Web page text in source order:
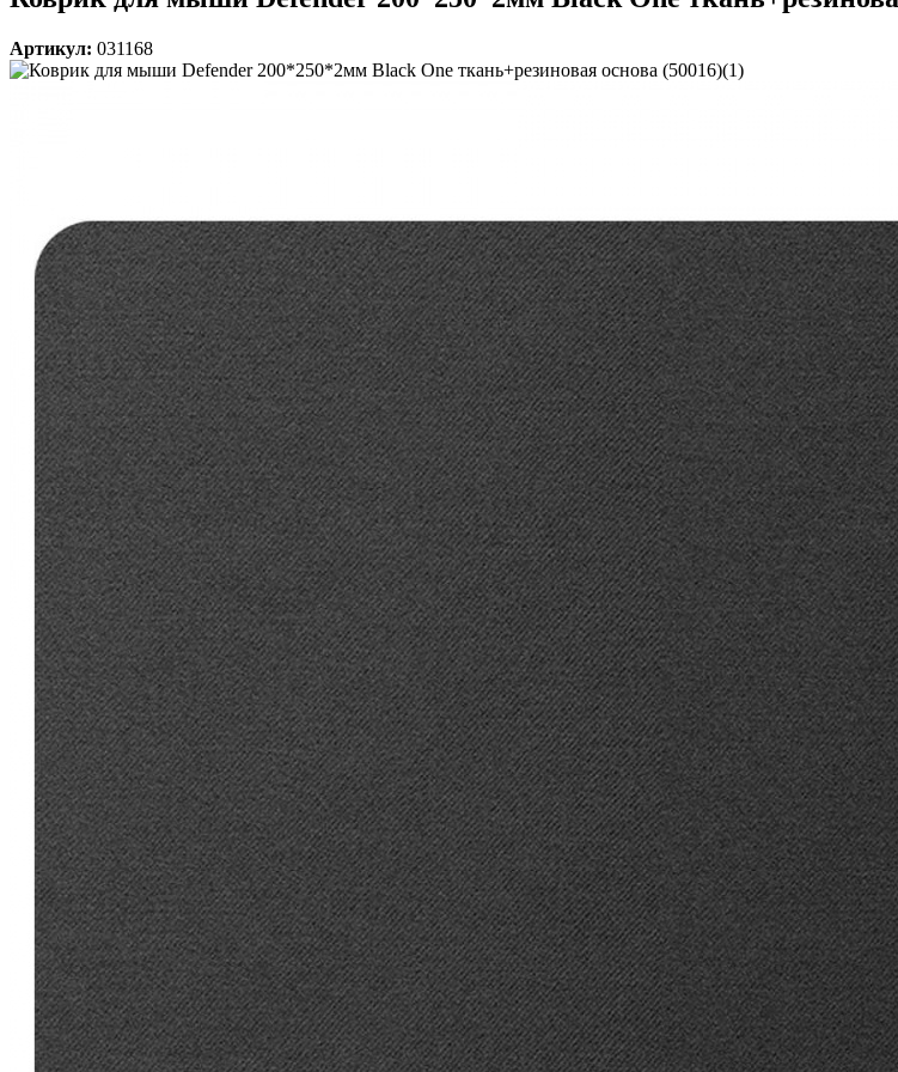
Артикул: 031168